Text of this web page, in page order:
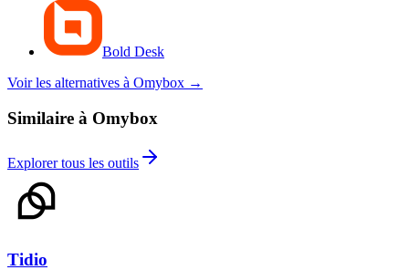
Bold Desk
Voir les alternatives à Omybox →
Similaire à Omybox
Explorer tous les outils
Tidio